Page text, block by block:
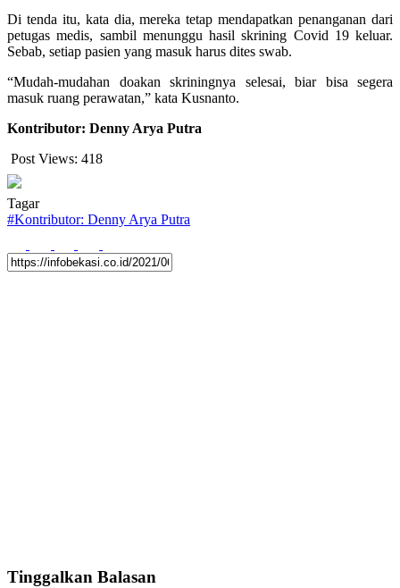
Di tenda itu, kata dia, mereka tetap mendapatkan penanganan dari
petugas medis, sambil menunggu hasil skrining Covid 19 keluar.
Sebab, setiap pasien yang masuk harus dites swab.
“Mudah-mudahan doakan skriningnya selesai, biar bisa segera
masuk ruang perawatan,” kata Kusnanto.
Kontributor: Denny Arya Putra
Post Views: 418
Tagar
#Kontributor: Denny Arya Putra
Tinggalkan Balasan